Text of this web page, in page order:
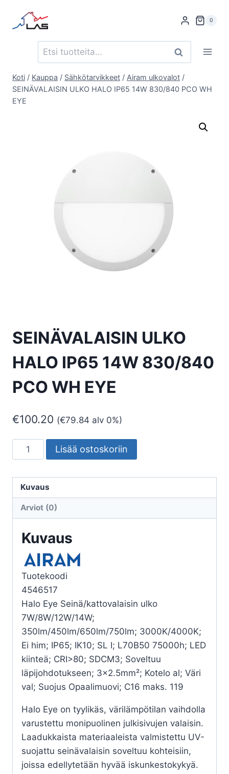
sisältöön
0
Etsi: Haku
Koti / Kauppa / Sähkötarvikkeet / Airam ulkovalot /
SEINÄVALAISIN ULKO HALO IP65 14W 830/840 PCO WH
EYE
SEINÄVALAISIN ULKO
HALO IP65 14W 830/840
PCO WH EYE
€100.20 (€79.84 alv 0%)
SEINÄVALAISIN
ULKO
IP65
14W
830/840
WH
EYE
määrä
Lisää ostoskoriin
Kuvaus
Arviot (0)
Kuvaus
Tuotekoodi
4546517
Halo Eye Seinä/kattovalaisin ulko
7W/8W/12W/14W;
350lm/450lm/650lm/750lm; 3000K/4000K;
Ei him; IP65; IK10; SL I; L70B50 75000h; LED
kiinteä; CRI>80; SDCM3; Soveltuu
läpijohdotukseen; 3×2.5mm²; Kotelo al; Väri
val; Suojus Opaalimuovi; C16 maks. 119
Halo Eye on tyylikäs, värilämpötilan vaihdolla
varustettu monipuolinen julkisivujen valaisin.
Laadukkaista materiaaleista valmistettu UV-
suojattu seinävalaisin soveltuu kohteisiin,
joissa edellytetään hyvää iskunkestokykyä.